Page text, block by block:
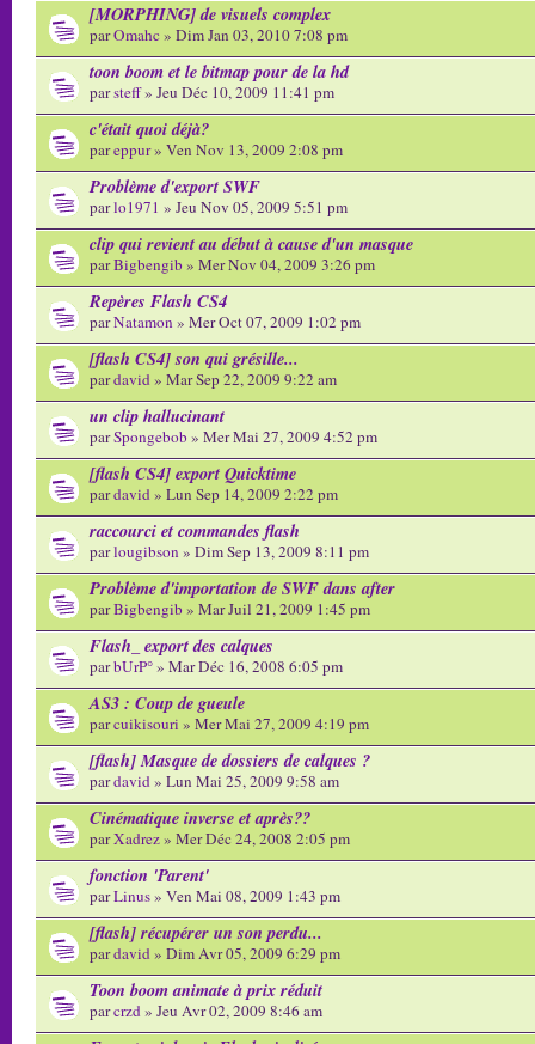
[MORPHING] de visuels complex
parOmahc» Dim Jan 03, 2010 7:08 pm
toon boom et le bitmap pour de la hd
parsteff» Jeu Déc 10, 2009 11:41 pm
c'était quoi déjà?
pareppur» Ven Nov 13, 2009 2:08 pm
Problème d'export SWF
parlo1971 » Jeu Nov 05, 2009 5:51 pm
clip qui revient au début à cause d'un masque
parBigbengib » Mer Nov 04, 2009 3:26 pm
Repères Flash CS4
parNatamon » Mer Oct 07, 2009 1:02 pm
[flash CS4] son qui grésille...
pardavid» Mar Sep 22, 2009 9:22 am
un clip hallucinant
parSpongebob » Mer Mai 27, 2009 4:52 pm
[flash CS4] export Quicktime
pardavid» Lun Sep 14, 2009 2:22 pm
raccourci et commandes flash
parlougibson » Dim Sep 13, 2009 8:11 pm
Problème d'importation de SWF dans after
parBigbengib » Mar Juil 21, 2009 1:45 pm
Flash_ export des calques
parbUrP°» Mar Déc 16, 2008 6:05 pm
AS3 : Coup de gueule
parcuikisouri » Mer Mai 27, 2009 4:19 pm
[flash] Masque de dossiers de calques ?
pardavid» Lun Mai 25, 2009 9:58 am
Cinématique inverse et après??
parXadrez» Mer Déc 24, 2008 2:05 pm
fonction 'Parent'
parLinus» Ven Mai 08, 2009 1:43 pm
[flash] récupérer un son perdu...
pardavid» Dim Avr 05, 2009 6:29 pm
Toon boom animate à prix réduit
parcrzd» Jeu Avr 02, 2009 8:46 am